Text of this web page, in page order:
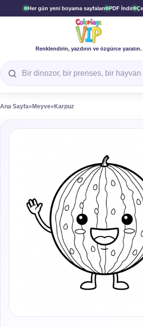
Her gün yeni boyama sayfaları PDF İndir
Renklendirin, yazdırın ve özgürce yaratın.
Boyama sayfası arayın
Ana Sayfa» Meyve» Karpuz